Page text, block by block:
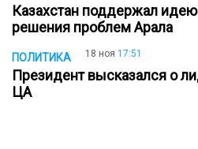
Казахстан поддержал
решения проблем Арала
ПОЛИТИКА 18 ноя 17:51
Президент высказался о
ЦА